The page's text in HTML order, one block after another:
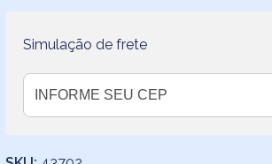
Xadrez
Simulação de frete